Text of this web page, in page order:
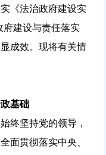
《法治政府建设实
府建设与责任落实
成效。现将有关情
基础
坚持党的领导，
面贯彻落实中央、